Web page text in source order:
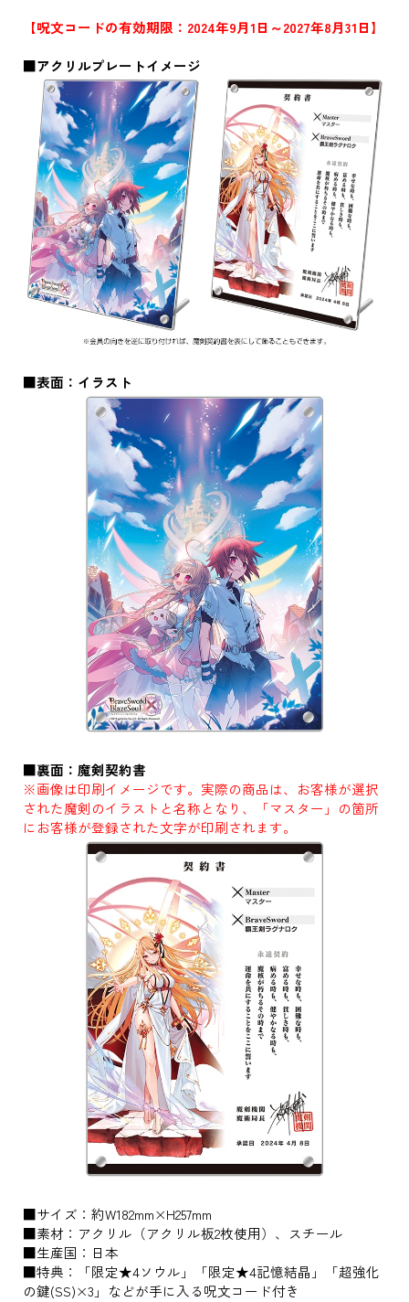
【呪文コードの有効期限：2024年9月1日～2027年8月31日】
■アクリルプレートイメージ
■表面：イラスト
■裏面：魔剣契約書
※画像は印刷イメージです。実際の商品は、お客様が選択
された魔剣のイラストと名称となり、「マスター」の箇所
にお客様が登録された文字が印刷されます。
■サイズ：約W182mm×H257mm
■素材：アクリル（アクリル板2枚使用）、スチール
■生産国：日本
■特典：「限定★4ソウル」「限定★4記憶結晶」「超強化
の鍵(SS)×3」などが手に入る呪文コード付き